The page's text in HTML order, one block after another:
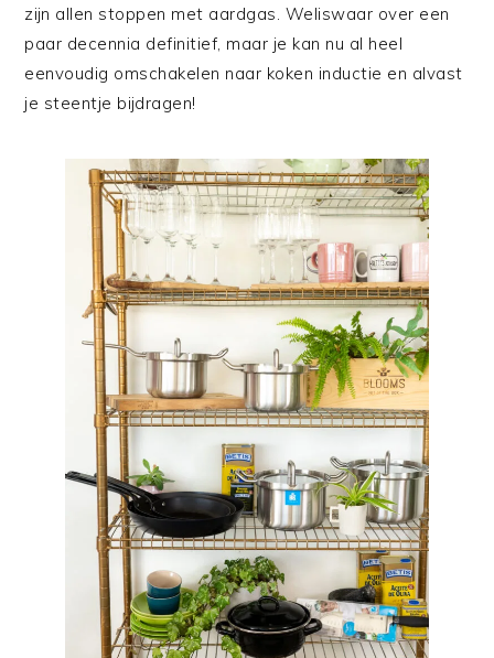
zijn allen stoppen met aardgas. Weliswaar over een
paar decennia definitief, maar je kan nu al heel
eenvoudig omschakelen naar koken inductie en alvast
je steentje bijdragen!